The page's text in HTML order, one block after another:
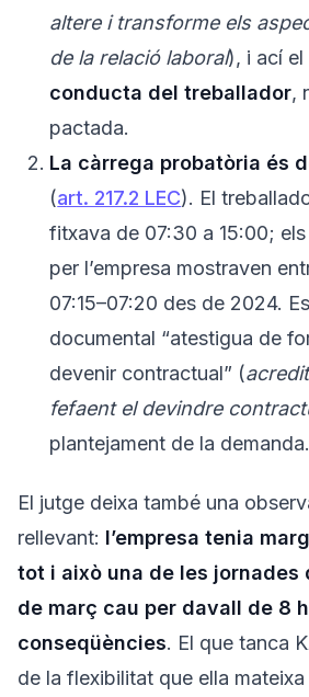
altere i transforme els
de la relació laboral), i ací el
conducta del treballador,
pactada.
La càrrega probatòria és
(art. 217.2 LEC). El
fitxava de 07:30 a 15:00;
per l’empresa mostraven
07:15–07:20 des de 2024.
documental “atestigua de
devenir contractual” (
fefaent el devindre
plantejament de la demanda.
El jutge deixa també una
rellevant: l’empresa tenia
tot i això una de les jornades
de març cau per davall de 8
conseqüències. El que tanca
de la flexibilitat que ella